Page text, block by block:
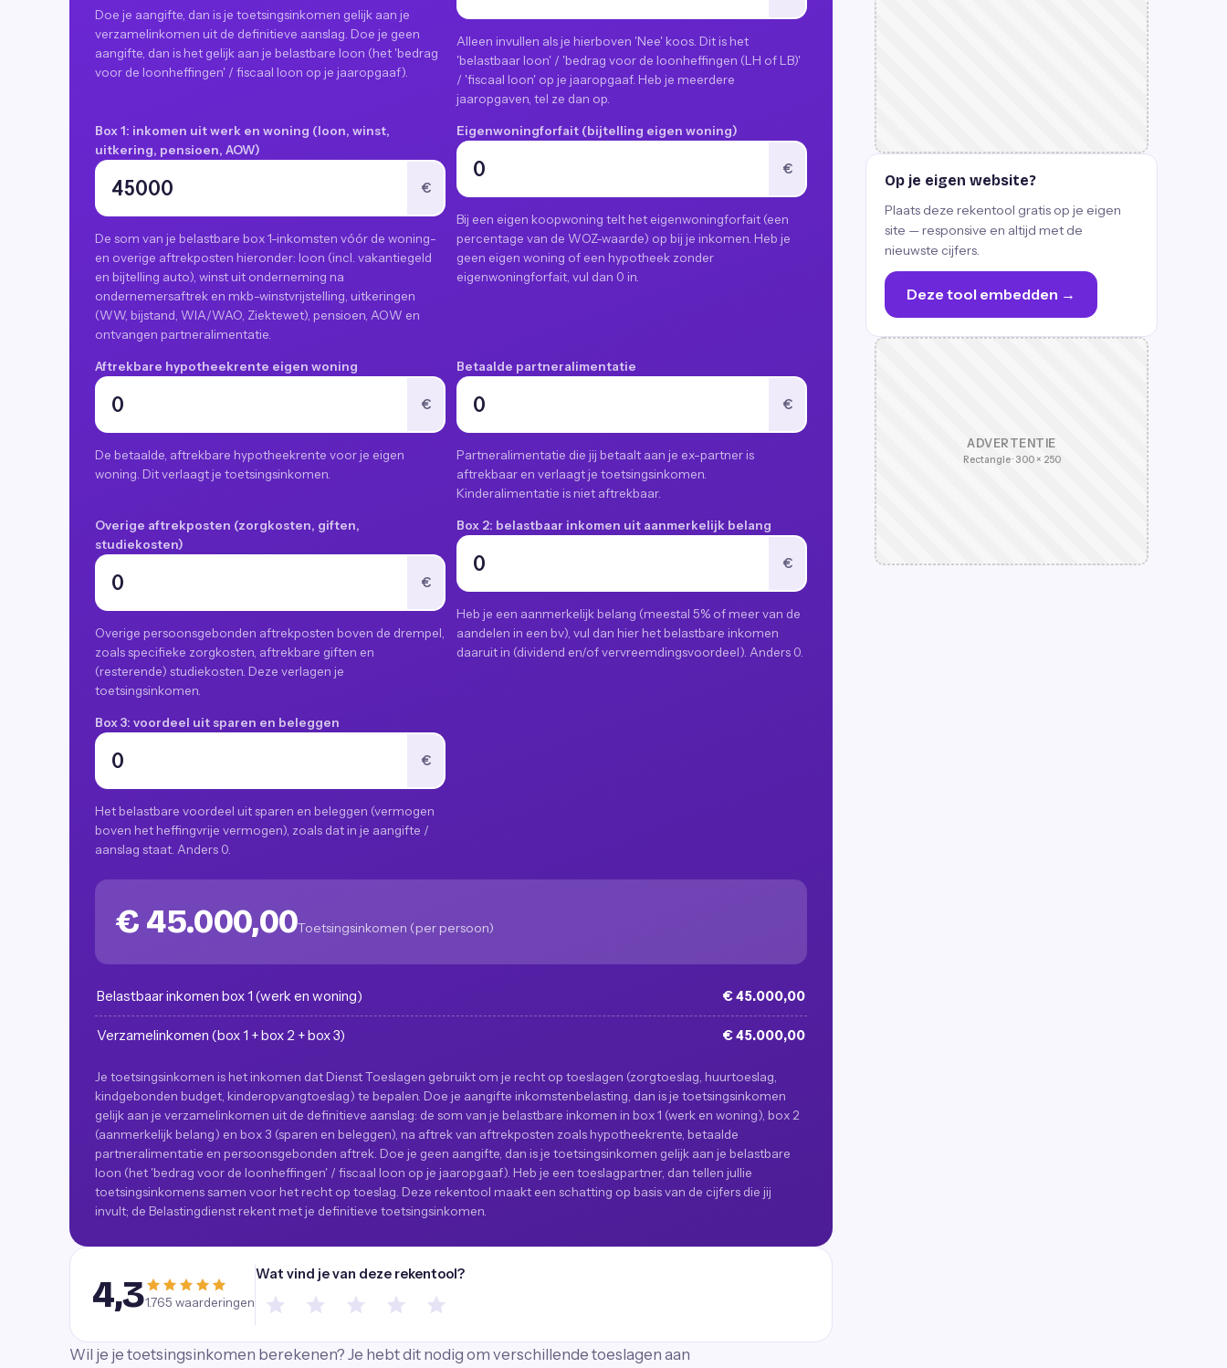
Doe je aangifte, dan is je toetsingsinkomen gelijk aan je
verzamelinkomen uit de definitieve aanslag. Doe je geen
aangifte, dan is het gelijk aan je belastbare loon (het 'bedrag
voor de loonheffingen' / fiscaal loon op je jaaropgaaf).
Alleen invullen als je hierboven 'Nee' koos. Dit is het
'belastbaar loon' / 'bedrag voor de loonheffingen (LH of LB)'
/ 'fiscaal loon' op je jaaropgaaf. Heb je meerdere
jaaropgaven, tel ze dan op.
Box 1: inkomen uit werk en woning (loon, winst,
uitkering, pensioen, AOW)
€
De som van je belastbare box 1-inkomsten vóór de woning-
en overige aftrekposten hieronder: loon (incl. vakantiegeld
en bijtelling auto), winst uit onderneming na
ondernemersaftrek en mkb-winstvrijstelling, uitkeringen
(WW, bijstand, WIA/WAO, Ziektewet), pensioen, AOW en
ontvangen partneralimentatie.
Eigenwoningforfait (bijtelling eigen woning)
€
Bij een eigen koopwoning telt het eigenwoningforfait (een
percentage van de WOZ-waarde) op bij je inkomen. Heb je
geen eigen woning of een hypotheek zonder
eigenwoningforfait, vul dan 0 in.
Aftrekbare hypotheekrente eigen woning
€
De betaalde, aftrekbare hypotheekrente voor je eigen
woning. Dit verlaagt je toetsingsinkomen.
Betaalde partneralimentatie
€
Partneralimentatie die jij betaalt aan je ex-partner is
aftrekbaar en verlaagt je toetsingsinkomen.
Kinderalimentatie is niet aftrekbaar.
Overige aftrekposten (zorgkosten, giften,
studiekosten)
€
Overige persoonsgebonden aftrekposten boven de drempel,
zoals specifieke zorgkosten, aftrekbare giften en
(resterende) studiekosten. Deze verlagen je
toetsingsinkomen.
Box 2: belastbaar inkomen uit aanmerkelijk belang
€
Heb je een aanmerkelijk belang (meestal 5% of meer van de
aandelen in een bv), vul dan hier het belastbare inkomen
daaruit in (dividend en/of vervreemdingsvoordeel). Anders 0.
Box 3: voordeel uit sparen en beleggen
€
Het belastbare voordeel uit sparen en beleggen (vermogen
boven het heffingvrije vermogen), zoals dat in je aangifte /
aanslag staat. Anders 0.
€ 45.000,00Toetsingsinkomen (per persoon)
Belastbaar inkomen box 1 (werk en woning) € 45.000,00
Verzamelinkomen (box 1 + box 2 + box 3) € 45.000,00
Je toetsingsinkomen is het inkomen dat Dienst Toeslagen gebruikt om je recht op toeslagen (zorgtoeslag, huurtoeslag,
kindgebonden budget, kinderopvangtoeslag) te bepalen. Doe je aangifte inkomstenbelasting, dan is je toetsingsinkomen
gelijk aan je verzamelinkomen uit de definitieve aanslag: de som van je belastbare inkomen in box 1 (werk en woning), box 2
(aanmerkelijk belang) en box 3 (sparen en beleggen), na aftrek van aftrekposten zoals hypotheekrente, betaalde
partneralimentatie en persoonsgebonden aftrek. Doe je geen aangifte, dan is je toetsingsinkomen gelijk aan je belastbare
loon (het 'bedrag voor de loonheffingen' / fiscaal loon op je jaaropgaaf). Heb je een toeslagpartner, dan tellen jullie
toetsingsinkomens samen voor het recht op toeslag. Deze rekentool maakt een schatting op basis van de cijfers die jij
invult; de Belastingdienst rekent met je definitieve toetsingsinkomen.
4,31.765 waarderingen
Wat vind je van deze rekentool?
Wil je je toetsingsinkomen berekenen? Je hebt dit nodig om verschillende toeslagen aan
Op je eigen website?
Plaats deze rekentool gratis op je eigen
site — responsive en altijd met de
nieuwste cijfers.
Deze tool embedden →
ADVERTENTIE
Rectangle · 300 × 250